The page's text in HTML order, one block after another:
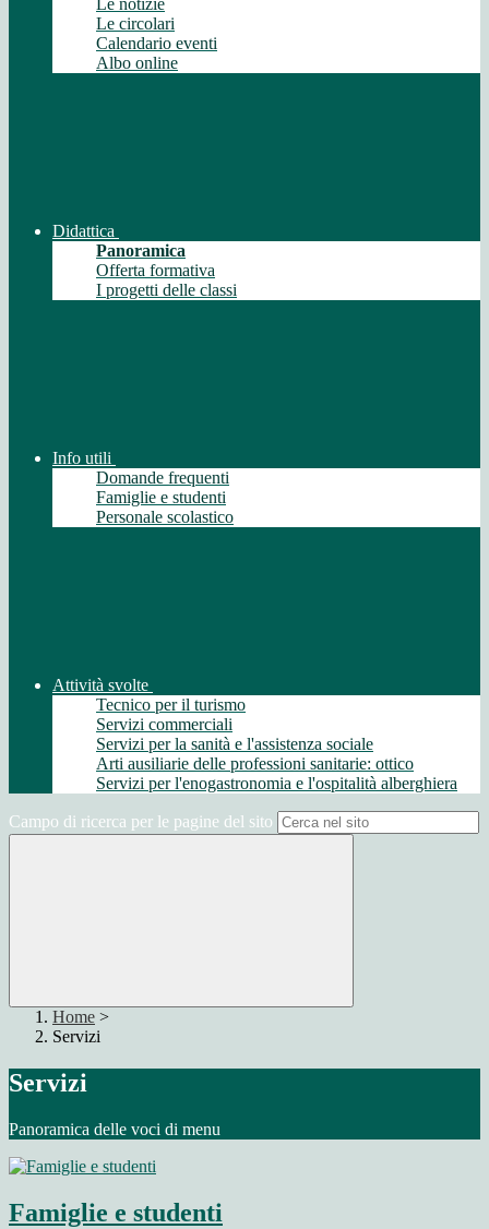
Le notizie
Le circolari
Calendario eventi
Albo online
Didattica
Panoramica
Offerta formativa
I progetti delle classi
Info utili
Domande frequenti
Famiglie e studenti
Personale scolastico
Attività svolte
Tecnico per il turismo
Servizi commerciali
Servizi per la sanità e l'assistenza sociale
Arti ausiliarie delle professioni sanitarie: ottico
Servizi per l'enogastronomia e l'ospitalità alberghiera
Campo di ricerca per le pagine del sito
Home >
Servizi
Servizi
Panoramica delle voci di menu
Famiglie e studenti